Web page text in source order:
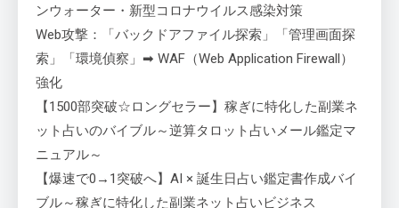
ンウォーター・新型コロナウイルス感染対策
Web攻撃：「バックドアファイル探索」「管理画面探
索」「環境偵察」➡ WAF（Web Application Firewall）
強化
【1500部突破☆ロングセラー】稼ぎに特化した副業ネ
ット占いのバイブル～逆算タロット占いメール鑑定マ
ニュアル～
【爆速で0→1突破へ】AI × 誕生日占い鑑定書作成バイ
ブル～稼ぎに特化した副業ネット占いビジネス